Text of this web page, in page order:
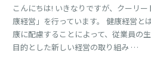
こんにちは! いきなりですが、クーリ
康経営」を行っています。 健康経営と
康に配慮することによって、従業員の
目的とした新しい経営の取り組み …